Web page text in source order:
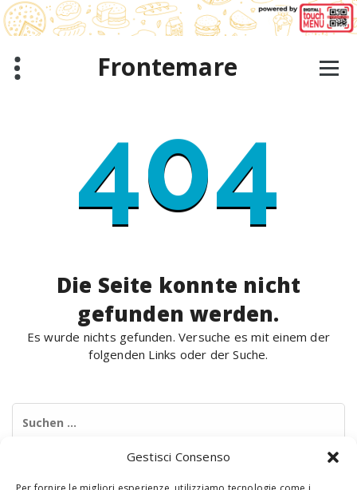
Gestisci Consenso
Zum
Inhalt
springen
Frontemare
404
Die Seite konnte nicht
gefunden werden.
Es wurde nichts gefunden. Versuche es mit einem der
folgenden Links oder der Suche.